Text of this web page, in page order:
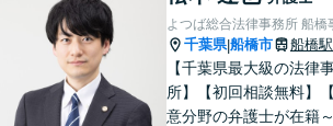
よつば総合法律事務所 船橋
千葉県|船橋市 船橋駅
【千葉県最大級の法律
所】【初回相談無料】
意分野の弁護士が在籍～